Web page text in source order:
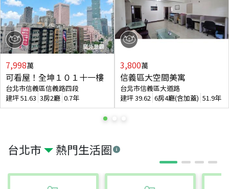
台北市 熱門生活圈
7,998萬
可看屋！全坤１０１十一樓
台北市信義區信義路四段
建坪51.63 3房2廳 0.7年
3,800萬
信義區大空間美寓
台北市信義區大道路
建坪39.62 6房4廳(含加蓋) 51.9年